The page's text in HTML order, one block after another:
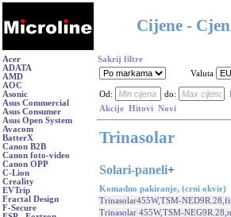
Cijene -
Acer
ADATA
AMD
AOC
Asonic
Asus Commercial
Asus Consumer
Asus Open System
Avacom
BatterX
Canon B2B
Canon foto-video
Canon OPP
C-Lion
Creality
EVTrip
Fractal Design
F-Secure
Sakrij filtre
Valuta
Od: do:
Akcije Hitovi Novi
Trinasolar
Solari-paneli+
Komadno pakiranje, (crni okvir)
Trinasolar455W,TSM-
Trinasolar 455W,TSM-